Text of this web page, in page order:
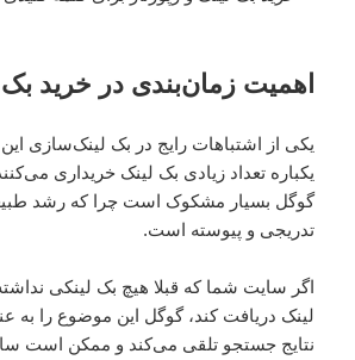
اهمیت زمان‌بندی در خرید
یکی از اشتباهات رایج در بک لینک‌سازی
یکباره تعداد زیادی بک لینک خریداری
گوگل بسیار مشکوک است چرا که رشد
تدریجی و پیوسته است.
اگر سایت شما که قبلا هیچ بک لینکی
لینک دریافت کند، گوگل این موضوع را به
نتایج جستجو تلقی می‌کند و ممکن است